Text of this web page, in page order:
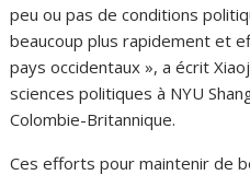
peu ou pas de conditions
beaucoup plus rapidement et
pays occidentaux », a écrit
sciences politiques à NYU
Colombie-Britannique.
Ces efforts pour maintenir de